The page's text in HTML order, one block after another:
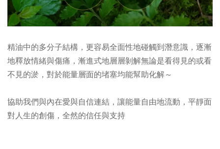
精油中的多分子結構，更容易全面性地碰觸到潛意識，逐漸
地釋放情緒與傷痛，漸進式地層層剝解無論是看得見的或看
不見的淤，對於能量層面的堵塞均能幫助化解～
協助我們與內在愛與自信連結，讓能量自由地流動，平靜面
對人生的創傷，全然的信任與支持